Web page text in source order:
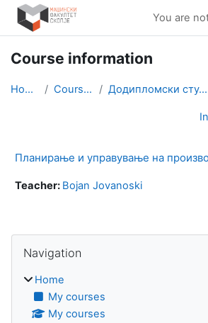
Skip to main content
You are
Course information
Home Courses Додипломски студии
Планирање и управување на
Teacher: Bojan Jovanoski
Blocks
Navigation
Home
My courses
My courses